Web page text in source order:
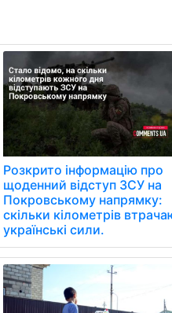
Розкрито інформацію про
щоденний відступ ЗСУ на
Покровському напрямку:
скільки кілометрів
українські сили.